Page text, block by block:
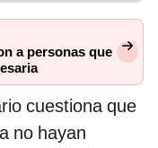
a personas que
cuestiona que
no hayan